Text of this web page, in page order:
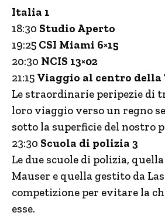
Italia 1
18:30 Studio Aperto
19:25 CSI Miami 6×15
20:30 NCIS 13×02
21:15 Viaggio al centro della
Le straordinarie peripezie di
loro viaggio verso un regno
sotto la superficie del nostro
23:30 Scuola di polizia 3
Le due scuole di polizia,
Mauser e quella gestito da
competizione per evitare la
esse.